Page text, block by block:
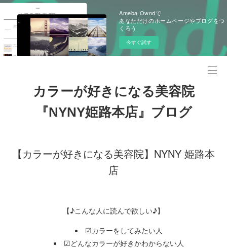
Ameba Owndで
あなただけのホームページやブログをつ
くろう
今すぐ試す
カラーが好きになる美容院
『NYNY姫路本店』ブログ
【カラーが好きになる美容院】NYNY 姫路本
店
【♪こんな人に読んで欲しい♪】
☑カラーをしてみたい人
☑どんなカラーが好きかわからない人